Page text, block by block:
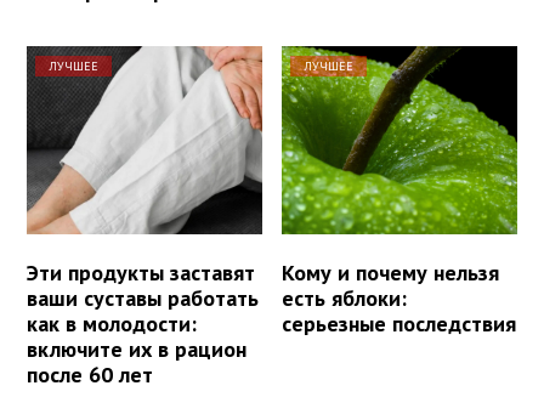
ЛУЧШЕЕ
Эти продукты заставят
ваши суставы работать
как в молодости:
включите их в рацион
после 60 лет
ЛУЧШЕЕ
Кому и почему нельзя
есть яблоки:
серьезные последствия